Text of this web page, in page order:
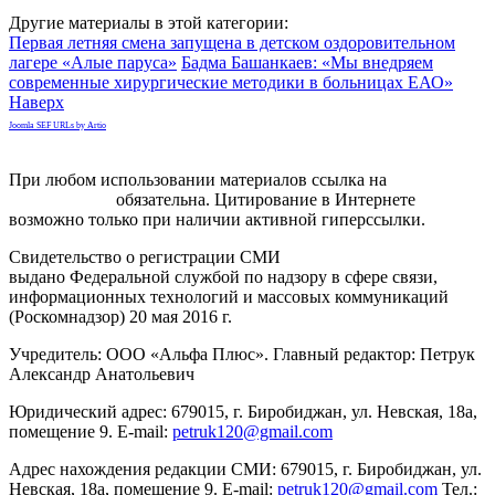
Другие материалы в этой категории:
Первая летняя смена запущена в детском оздоровительном
лагере «Алые паруса» Бадма Башанкаев: «Мы внедряем
современные хирургические методики в больницах ЕАО»
Наверх
Joomla SEF URLs by Artio
При любом использовании материалов ссылка на
обязательна. Цитирование в Интернете
возможно только при наличии активной гиперссылки.
Свидетельство о регистрации СМИ
выдано Федеральной службой по надзору в сфере связи,
информационных технологий и массовых коммуникаций
(Роскомнадзор) 20 мая 2016 г.
Учредитель: ООО «Альфа Плюс». Главный редактор: Петрук
Александр Анатольевич
Юридический адрес: 679015, г. Биробиджан, ул. Невская, 18а,
помещение 9. E-mail: petruk120@gmail.com
Адрес нахождения редакции СМИ: 679015, г. Биробиджан, ул.
Невская, 18а, помещение 9. E-mail: petruk120@gmail.com Тел.: